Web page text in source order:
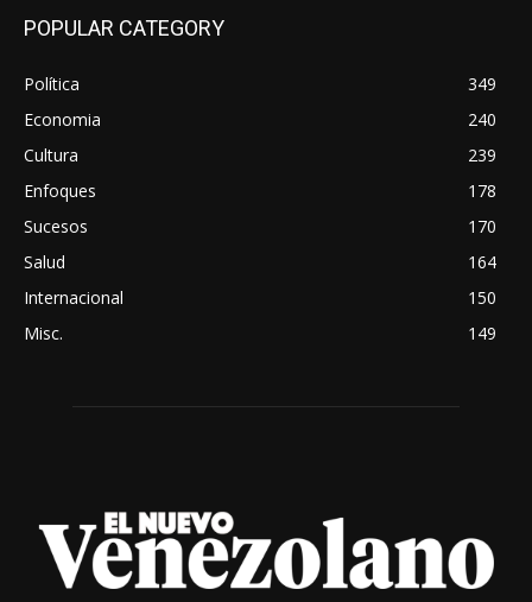
POPULAR CATEGORY
Política
349
Economia
240
Cultura
239
Enfoques
178
Sucesos
170
Salud
164
Internacional
150
Misc.
149